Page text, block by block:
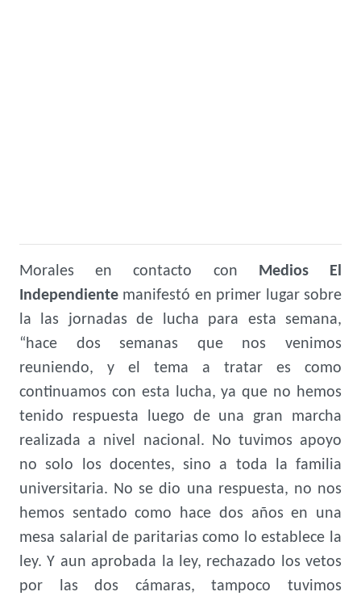
Morales en contacto con Medios El
Independiente manifestó en primer lugar sobre
la las jornadas de lucha para esta semana,
“hace dos semanas que nos venimos
reuniendo, y el tema a tratar es como
continuamos con esta lucha, ya que no hemos
tenido respuesta luego de una gran marcha
realizada a nivel nacional. No tuvimos apoyo
no solo los docentes, sino a toda la familia
universitaria. No se dio una respuesta, no nos
hemos sentado como hace dos años en una
mesa salarial de paritarias como lo establece la
ley. Y aun aprobada la ley, rechazado los vetos
por las dos cámaras, tampoco tuvimos